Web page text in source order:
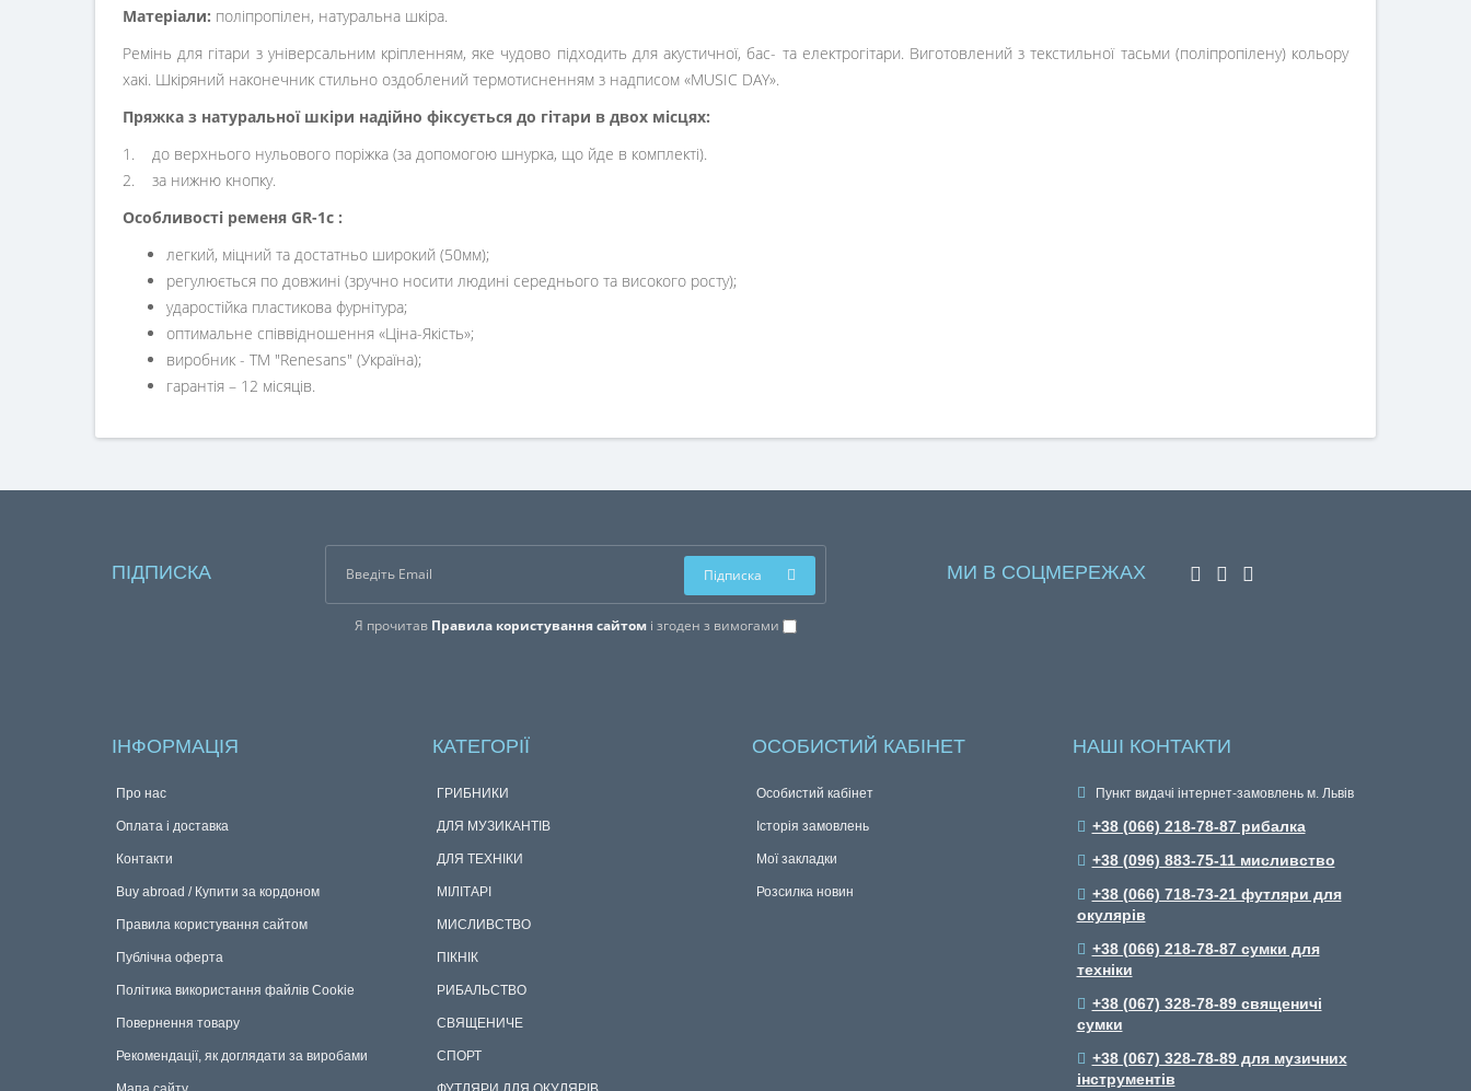
Матеріали: поліпропілен, натуральна шкіра.
Ремінь для гітари з універсальним кріпленням, яке чудово підходить для акустичної, бас- та електрогітари. Виготовлений з текстильної тасьми (поліпропілену) кольору
хакі. Шкіряний наконечник стильно оздоблений термотисненням з надписом «MUSIC DAY».
Пряжка з натуральної шкіри надійно фіксується до гітари в двох місцях:
1. до верхнього нульового поріжка (за допомогою шнурка, що йде в комплекті).
2. за нижню кнопку.
Особливості ременя GR-1с :
легкий, міцний та достатньо широкий (50мм);
регулюється по довжині (зручно носити людині середнього та високого росту);
ударостійка пластикова фурнітура;
оптимальне співвідношення «Ціна-Якість»;
виробник - ТМ "Renesans" (Україна);
гарантія – 12 місяців.
ПІДПИСКА
Я прочитав Правила користування сайтомі згоден з вимогами
Підписка МИ В СОЦМЕРЕЖАХ
ІНФОРМАЦІЯ
Про нас
Оплата і доставка
Контакти
Buy abroad / Купити за кордоном
Правила користування сайтом
Публічна оферта
Політика використання файлів Cookie
Повернення товару
Рекомендації, як доглядати за виробами
КАТЕГОРІЇ
ГРИБНИКИ
ДЛЯ МУЗИКАНТІВ
ДЛЯ ТЕХНІКИ
МІЛІТАРІ
МИСЛИВСТВО
ПІКНІК
РИБАЛЬСТВО
СВЯЩЕНИЧЕ
СПОРТ
ОСОБИСТИЙ КАБІНЕТ
Особистий кабінет
Історія замовлень
Мої закладки
Розсилка новин
НАШІ КОНТАКТИ
Пункт видачі інтернет-замовлень м. Львів
+38 (066) 218-78-87 рибалка
+38 (096) 883-75-11 мисливство
+38 (066) 718-73-21 футляри для
окулярів
+38 (066) 218-78-87 сумки для
техніки
+38 (067) 328-78-89 священичі
сумки
+38 (067) 328-78-89 для музичних
інструментів